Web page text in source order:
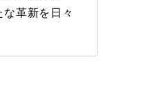
革新を日々